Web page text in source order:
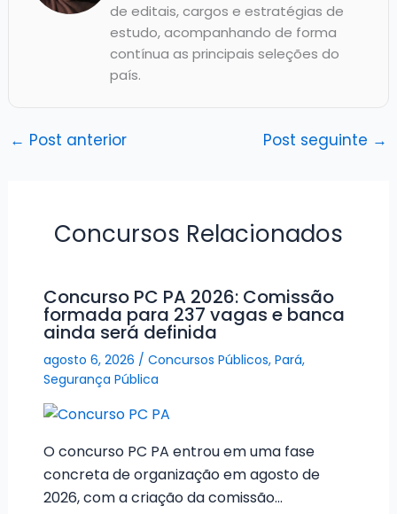
de editais, cargos e estratégias de
estudo, acompanhando de forma
contínua as principais seleções do
país.
← Post anterior Post seguinte →
Concursos Relacionados
Concurso PC PA 2026: Comissão
formada para 237 vagas e banca
ainda será definida
agosto 6, 2026 / Concursos Públicos, Pará,
Segurança Pública
O concurso PC PA entrou em uma fase
concreta de organização em agosto de
2026, com a criação da comissão…